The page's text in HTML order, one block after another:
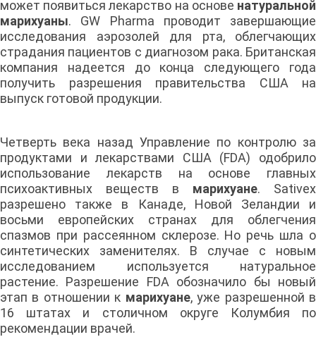
может появиться лекарство на основе натуральной
марихуаны. GW Pharma проводит завершающие
исследования аэрозолей для рта, облегчающих
страдания пациентов с диагнозом рака. Британская
компания надеется до конца следующего года
получить разрешения правительства США на
выпуск готовой продукции.
Четверть века назад Управление по контролю за
продуктами и лекарствами США (FDA) одобрило
использование лекарств на основе главных
психоактивных веществ в марихуане. Sativex
разрешено также в Канаде, Новой Зеландии и
восьми европейских странах для облегчения
спазмов при рассеянном склерозе. Но речь шла о
синтетических заменителях. В случае с новым
исследованием используется натуральное
растение. Разрешение FDA обозначило бы новый
этап в отношении к марихуане, уже разрешенной в
16 штатах и столичном округе Колумбия по
рекомендации врачей.